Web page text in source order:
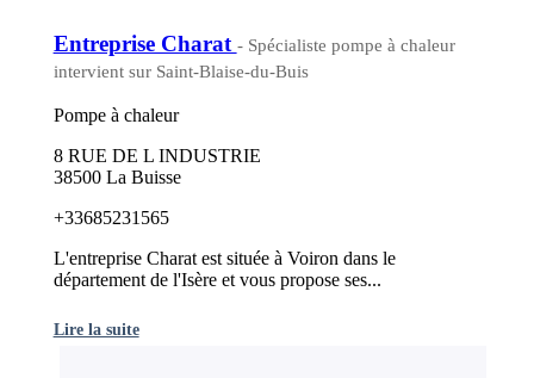
Entreprise Charat - Spécialiste pompe à chaleur
intervient sur Saint-Blaise-du-Buis
Pompe à chaleur
8 RUE DE L INDUSTRIE
38500 La Buisse
+33685231565
L'entreprise Charat est située à Voiron dans le
département de l'Isère et vous propose ses...
Lire la suite